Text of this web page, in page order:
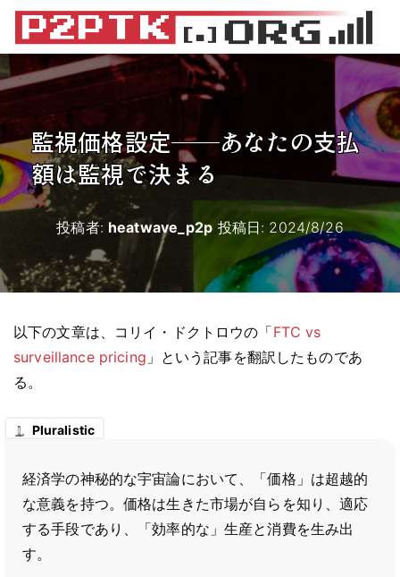
監視価格設定――あなたの支払
額は監視で決まる
投稿者: heatwave_p2p 投稿日: 2024/8/26
以下の文章は、コリイ・ドクトロウの「FTC vs
surveillance pricing 」という記事を翻訳したものであ
る。
Pluralistic
経済学の神秘的な宇宙論において、「価格」は超越的
な意義を持つ。価格は生きた市場が自らを知り、適応
する手段であり、「効率的な」生産と消費を生み出
す。